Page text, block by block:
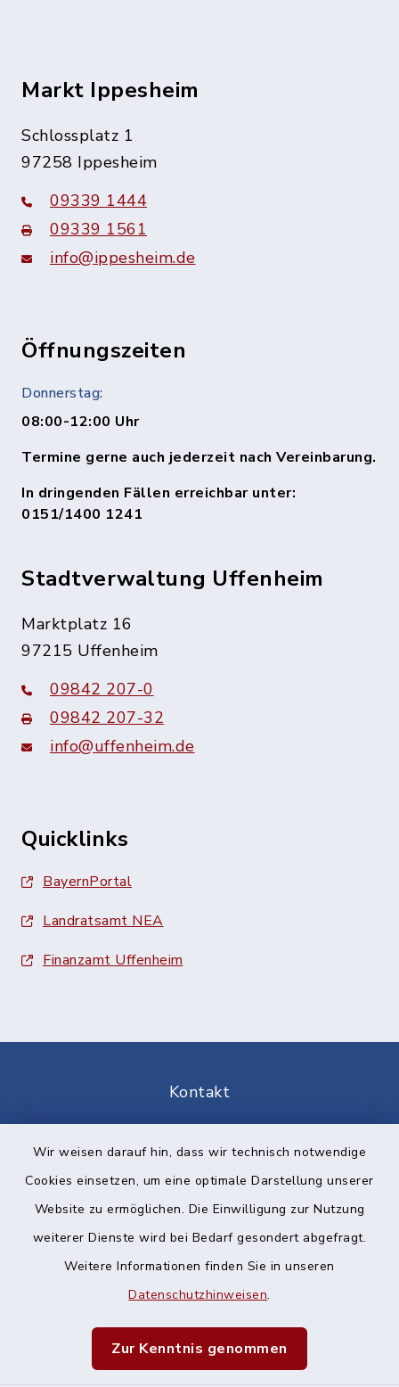
Wir weisen darauf hin, dass wir technisch notwendige
Cookies einsetzen, um eine optimale Darstellung unserer
Website zu ermöglichen. Die Einwilligung zur Nutzung
weiterer Dienste wird bei Bedarf gesondert abgefragt.
Weitere Informationen finden Sie in unseren
Datenschutzhinweisen.
Zur Kenntnis genommen
Markt Ippesheim
Schlossplatz 1
97258 Ippesheim
09339 1444
09339 1561
info@ippesheim.de
Öffnungszeiten
Donnerstag:
08:00-12:00 Uhr
Termine gerne auch jederzeit nach Vereinbarung.
In dringenden Fällen erreichbar unter:
0151/1400 1241
Stadtverwaltung Uffenheim
Marktplatz 16
97215 Uffenheim
09842 207-0
09842 207-32
info@uffenheim.de
Quicklinks
BayernPortal
Landratsamt NEA
Finanzamt Uffenheim
Kontakt
Datenschutz
Impressum
Sitemap
Cookie-Einstellungen